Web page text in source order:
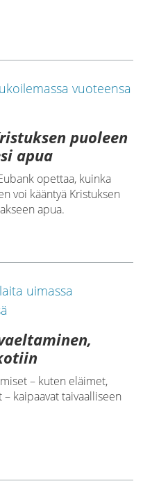
puoleen
apua
opettaa, kuinka
voi kääntyä Kristuksen
apua.
– kuten eläimet,
– kaipaavat taivaalliseen